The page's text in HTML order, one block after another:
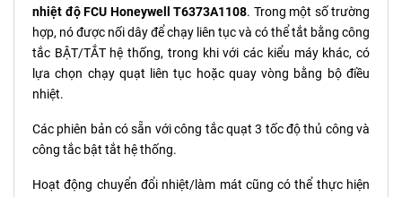
nhiệt độ FCU Honeywell T6373A1108. Trong một số trường
hợp, nó được nối dây để chạy liên tục và có thể tắt bằng công
tắc BẬT/TẮT hệ thống, trong khi với các kiểu máy khác, có
lựa chọn chạy quạt liên tục hoặc quay vòng bằng bộ điều
nhiệt.
Các phiên bản có sẵn với công tắc quạt 3 tốc độ thủ công và
công tắc bật tắt hệ thống.
Hoạt động chuyển đổi nhiệt/làm mát cũng có thể thực hiện